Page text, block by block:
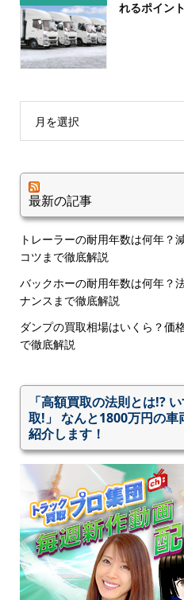
れるポイン
月を選択
最新の記事
トレーラーの耐用年数は何年？
コツまで徹底解説
バックホーの耐用年数は何年？
ナンスまで徹底解説
ダンプの買取相場はいくら？価
で徹底解説
「高額買取の法則とは!?
取!」 なんと1800万円の
紹介します！